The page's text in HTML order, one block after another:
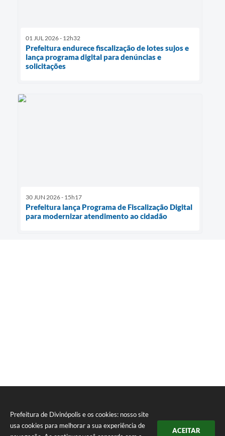
Prefeitura de Divinópolis e os cookies: nosso site
usa cookies para melhorar a sua experiência de
ACEITAR
01 JUL 2026 - 12h32
Prefeitura endurece fiscalização de lotes sujos e
lança programa digital para denúncias e
solicitações
30 JUN 2026 - 15h17
Prefeitura lança Programa de Fiscalização Digital
para modernizar atendimento ao cidadão